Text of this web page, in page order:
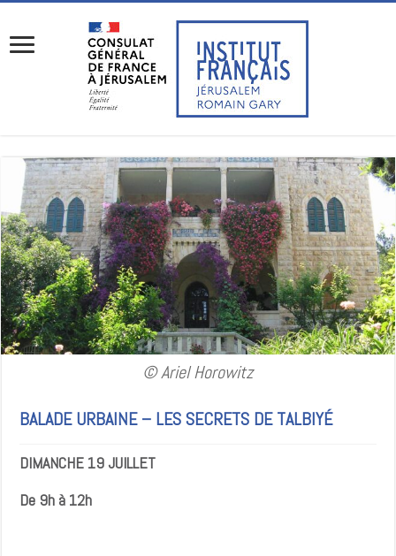
© Ariel Horowitz
BALADE URBAINE – LES SECRETS DE TALBIYÉ
DIMANCHE 19 JUILLET
De 9h à 12h